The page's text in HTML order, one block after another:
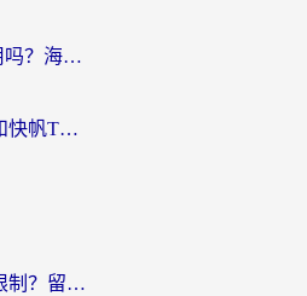
ChickCN和海外回国好用吗？海外党2026亲测：从手游到影音，选对加速器的3个关键
海外党必看：雷神手游和快帆TV版好用吗？3步选对回国加速器不踩坑
酷狗在海外用怎么版权限制？留学生亲测：3步解决听国内音乐难题